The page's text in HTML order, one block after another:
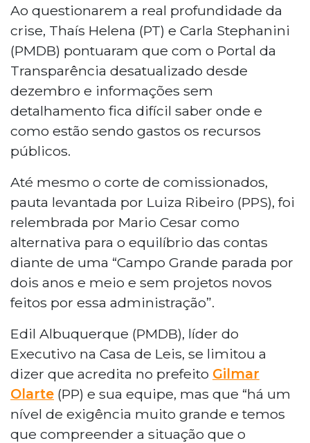
Ao questionarem a real profundidade da
crise, Thaís Helena (PT) e Carla Stephanini
(PMDB) pontuaram que com o Portal da
Transparência desatualizado desde
dezembro e informações sem
detalhamento fica difícil saber onde e
como estão sendo gastos os recursos
públicos.
Até mesmo o corte de comissionados,
pauta levantada por Luiza Ribeiro (PPS), foi
relembrada por Mario Cesar como
alternativa para o equilíbrio das contas
diante de uma “Campo Grande parada por
dois anos e meio e sem projetos novos
feitos por essa administração”.
Edil Albuquerque (PMDB), líder do
Executivo na Casa de Leis, se limitou a
dizer que acredita no prefeito Gilmar
Olarte (PP) e sua equipe, mas que “há um
nível de exigência muito grande e temos
que compreender a situação que o